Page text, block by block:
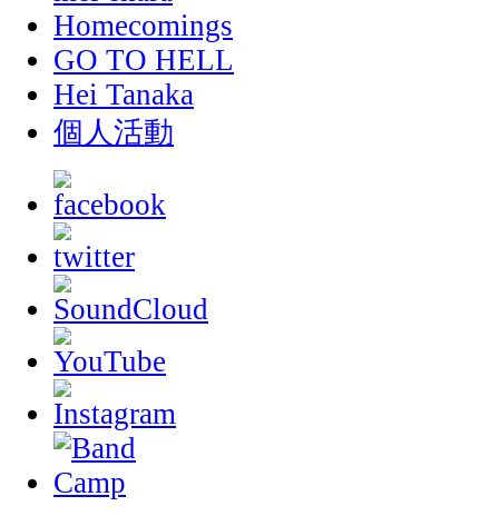
Homecomings
GO TO HELL
Hei Tanaka
個人活動